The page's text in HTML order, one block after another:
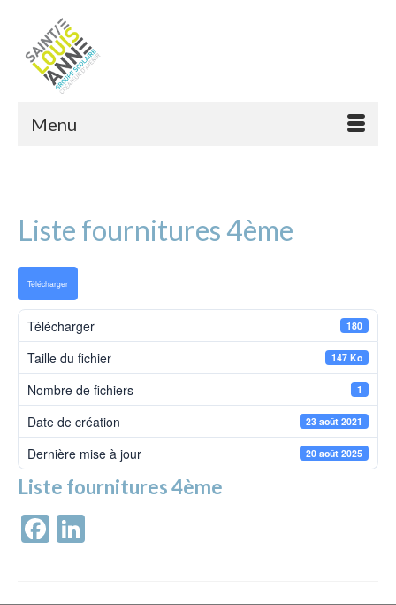
Menu
Liste fournitures 4ème
Télécharger
Télécharger 180
Taille du fichier 147 Ko
Nombre de fichiers 1
Date de création 23 août 2021
Dernière mise à jour 20 août 2025
Liste fournitures 4ème
Facebook